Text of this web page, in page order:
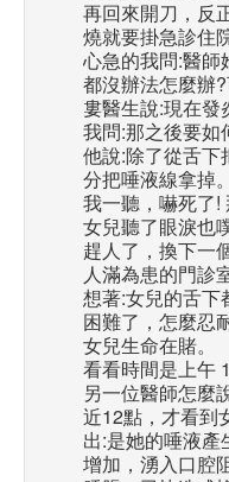
再回來開刀，反
燒就要掛急診住院
心急的我問:醫師
都沒辦法怎麼辦
婁醫生說:現在發
我問:那之後要如
他說:除了從舌下
分把唾液線拿掉。
我一聽，嚇死了!
女兒聽了眼淚也
趕人了，換下一
人滿為患的門診
想著:女兒的舌下
困難了，怎麼忍
女兒生命在賭。
看看時間是上午
另一位醫師怎麼
近12點，才看到
出:是她的唾液
增加，湧入口腔